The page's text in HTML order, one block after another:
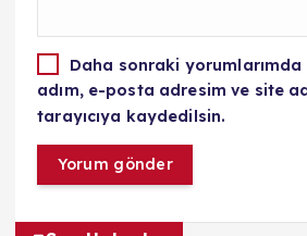
Daha sonraki yorumlarımda
adım, e-posta adresim ve site
tarayıcıya kaydedilsin.